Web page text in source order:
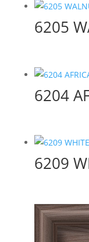
6205
6204
6209